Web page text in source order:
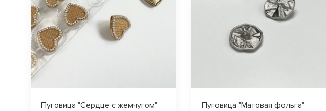
Пуговица "Сердце с жемчугом"
Пуговица "Матовая фольга"